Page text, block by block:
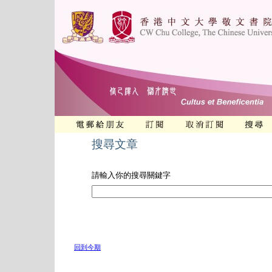
搜尋文章
請輸入你的搜尋關鍵字
回到今期